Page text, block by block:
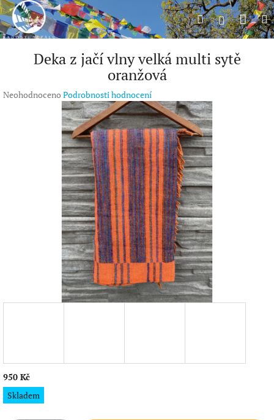
Přejít
na
obsah
HledatPřihlášení
Deka z jačí vlny velká multi sytě
oranžová
Průměrné
Neohodnoceno Podrobnosti hodnocení
950 Kč
Měrná
cena:
Skladem